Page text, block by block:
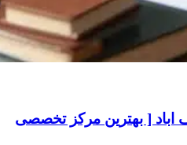
[ بهترین مرکز تخصصی